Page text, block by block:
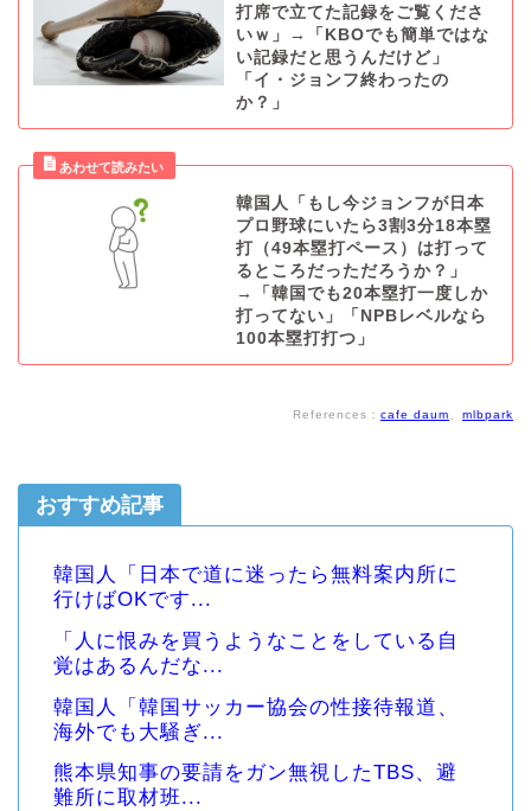
打席で立てた記録をご覧くださ
いｗ」→「KBOでも簡単ではな
い記録だと思うんだけど」
「イ・ジョンフ終わったの
か？」
韓国人「もし今ジョンフが日本
プロ野球にいたら3割3分18本塁
打（49本塁打ペース）は打って
るところだっただろうか？」
→「韓国でも20本塁打一度しか
打ってない」「NPBレベルなら
100本塁打打つ」
References： cafe daum mlbpark
おすすめ記事
韓国人「日本で道に迷ったら無料案内所に
行けばOKです...
「人に恨みを買うようなことをしている自
覚はあるんだな...
韓国人「韓国サッカー協会の性接待報道、
海外でも大騒ぎ...
熊本県知事の要請をガン無視したTBS、避
難所に取材班...